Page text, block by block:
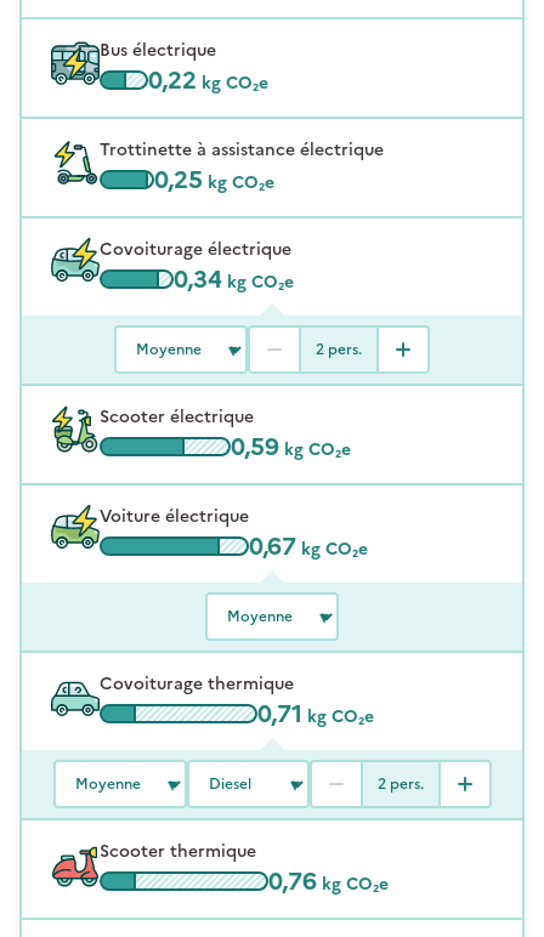
Bus électrique
0,22 kg CO₂e
Trottinette à assistance électrique
0,25 kg CO₂e
Covoiturage électrique
0,34 kg CO₂e
2 pers.
Scooter électrique
0,59 kg CO₂e
Voiture électrique
0,67 kg CO₂e
Covoiturage thermique
0,71 kg CO₂e
2 pers.
Scooter thermique
0,76 kg CO₂e